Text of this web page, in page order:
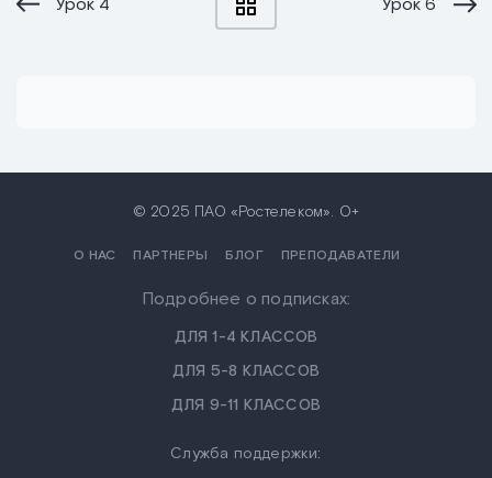
© 2025 ПАО «Ростелеком». 0+
О НАС ПАРТНЕРЫ БЛОГ ПРЕПОДАВАТЕЛИ
Подробнее о подписках:
ДЛЯ 1-4 КЛАССОВ
ДЛЯ 5-8 КЛАССОВ
ДЛЯ 9-11 КЛАССОВ
Служба поддержки: